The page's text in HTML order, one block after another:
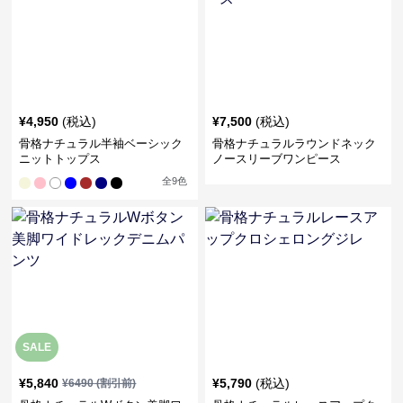
¥4,950 (税込)
骨格ナチュラル半袖ベーシック
ニットトップス
全9色
¥7,500 (税込)
骨格ナチュラルラウンドネック
ノースリーブワンピース
SALE
¥5,840 ¥6490(割引前) ¥5,790 (税込)